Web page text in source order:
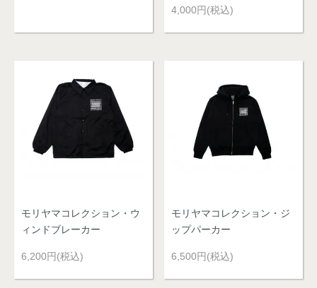
4,000円(税込)
モリヤマコレクション・ウ
ィンドブレーカー
6,200円(税込)
モリヤマコレクション・ジ
ップパーカー
6,500円(税込)